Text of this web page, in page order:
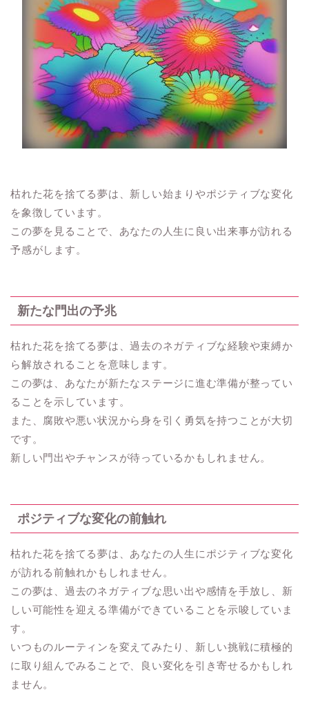
枯れた花を捨てる夢は、新しい始まりやポジティブな変化
を象徴しています。
この夢を見ることで、あなたの人生に良い出来事が訪れる
予感がします。
新たな門出の予兆
枯れた花を捨てる夢は、過去のネガティブな経験や束縛か
ら解放されることを意味します。
この夢は、あなたが新たなステージに進む準備が整ってい
ることを示しています。
また、腐敗や悪い状況から身を引く勇気を持つことが大切
です。
新しい門出やチャンスが待っているかもしれません。
ポジティブな変化の前触れ
枯れた花を捨てる夢は、あなたの人生にポジティブな変化
が訪れる前触れかもしれません。
この夢は、過去のネガティブな思い出や感情を手放し、新
しい可能性を迎える準備ができていることを示唆していま
す。
いつものルーティンを変えてみたり、新しい挑戦に積極的
に取り組んでみることで、良い変化を引き寄せるかもしれ
ません。